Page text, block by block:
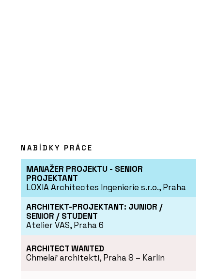
PRODUKTY
Filtrační baterie Mythos Water Hub All
in One - Franke
NABÍDKY PRÁCE
MANAŽER PROJEKTU - SENIOR
PROJEKTANT
LOXIA Architectes Ingenierie s.r.o., Praha
ARCHITEKT-PROJEKTANT: JUNIOR /
SENIOR / STUDENT
Atelier VAS, Praha 6
ARCHITECT WANTED
Chmelař architekti, Praha 8 – Karlín